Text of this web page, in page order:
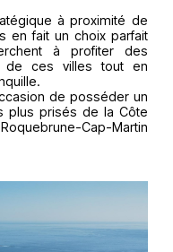
à proximité de
en fait un choix parfait
à profiter des
de ces villes tout en
de posséder un
plus prisés de la Côte
Cap-Martin